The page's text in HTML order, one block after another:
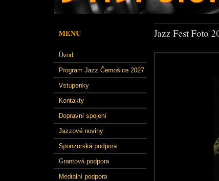
MENU
Úvod
Program Jazz Černošice 2027
Vstupenky
Kontakty
Dopravní spojení
Jazzové noviny
Sponzorská podpora
Grantová podpora
Mediální podpora
Jazz Fest Foto